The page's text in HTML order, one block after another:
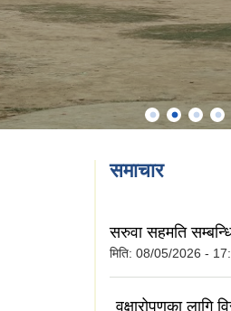
समाचार
सरुवा सहमति
मिति: 08/05/2026 -
वृक्षारोपणका लागि